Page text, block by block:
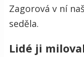
Zagorová v ní
seděla.
Lidé ji